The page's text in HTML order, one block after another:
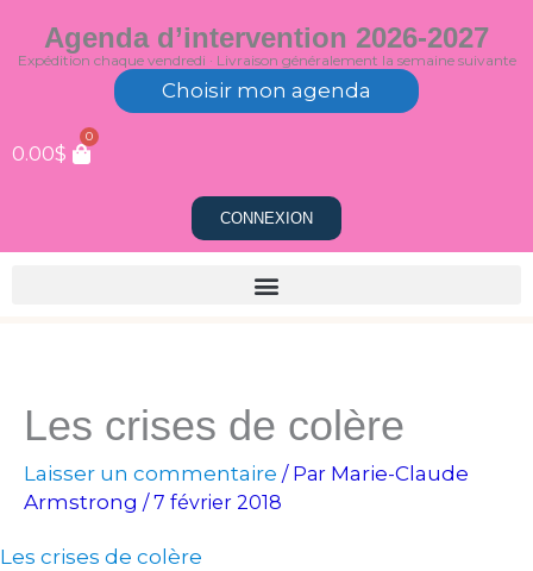
au
Agenda d’intervention 2026-2027
Expédition chaque vendredi · Livraison généralement la semaine suivante
Choisir mon agenda
0.00$
0
CONNEXION
Les crises de colère
Laisser un commentaire / Par Marie-Claude
Armstrong /7 février 2018
Les crises de colère